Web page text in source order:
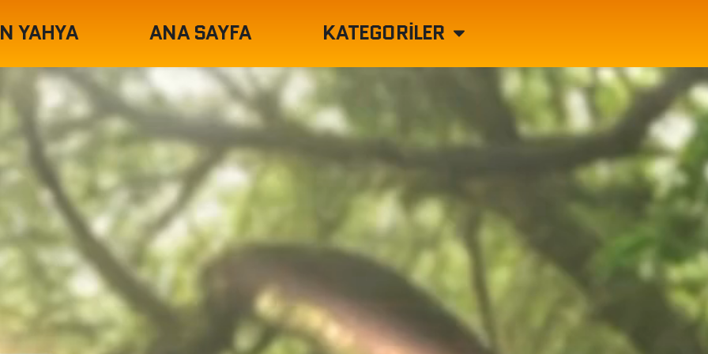
YAHYA ANA SAYFA KATEGORILER